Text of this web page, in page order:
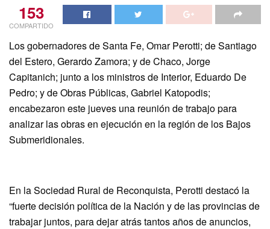
153
COMPARTIDO
Los gobernadores de Santa Fe, Omar Perotti; de Santiago
del Estero, Gerardo Zamora; y de Chaco, Jorge
Capitanich; junto a los ministros de Interior, Eduardo De
Pedro; y de Obras Públicas, Gabriel Katopodis;
encabezaron este jueves una reunión de trabajo para
analizar las obras en ejecución en la región de los Bajos
Submeridionales.
En la Sociedad Rural de Reconquista, Perotti destacó la
“fuerte decisión política de la Nación y de las provincias de
trabajar juntos, para dejar atrás tantos años de anuncios,